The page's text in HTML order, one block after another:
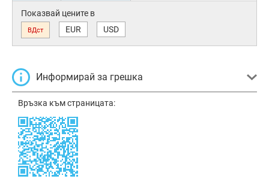
Показвай цените в
ВДст EUR USD
Информирай за грешка
Връзка към страницата: